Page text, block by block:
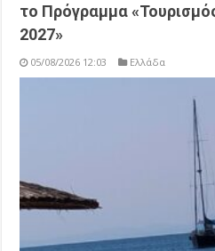
το Πρόγραμμα
2027»
05/08/2026 12:03 Ελλάδα